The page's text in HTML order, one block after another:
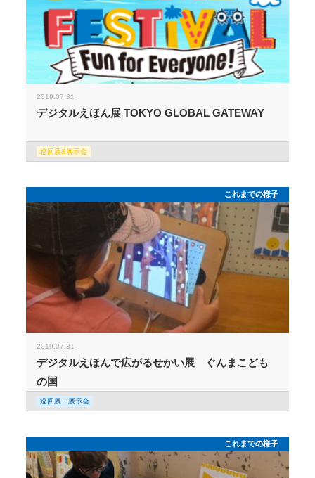
2019.07.31
デジタルえほん展 TOKYO GLOBAL GATEWAY
巡回展&展示会
これまでの様子
2019.07.31
デジタルえほんで広がるせかい展 ぐんまこども
の国
巡回展・展示会
これまでの様子